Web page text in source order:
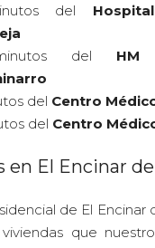
del
del HM
del Centro
del Centro
en El Encinar
de El Encinar
que